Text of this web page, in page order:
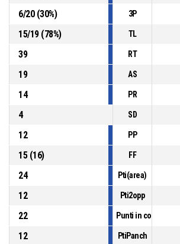
6/20(30%) 3P
15/19(78%) TL
39
RT
19
AS
14
PR
4
SD
12
PP
15(16) FF
24
Pti(area)
12
Pti2opp
22
Punti in contropiede
12
PtiPanch